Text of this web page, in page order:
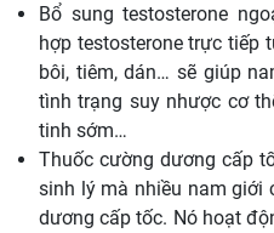
Bổ sung testosterone
hợp testosterone trực tiếp
bôi, tiêm, dán… sẽ giúp
tình trạng suy nhược cơ
tinh sớm…
Thuốc cường dương cấp
sinh lý mà nhiều nam giới
dương cấp tốc. Nó hoạt